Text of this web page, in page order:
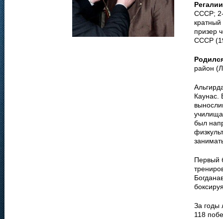
СССР; 2-
призер
СССР
район
Каунас.
училища
был
Первый
За годы
118